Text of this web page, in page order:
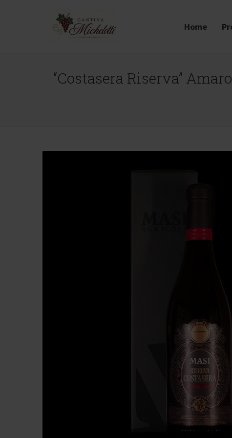
Home
“Costasera Riserva”